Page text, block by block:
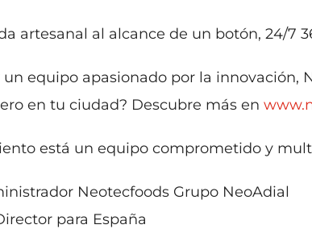
artesanal al alcance de un botón, 24/7
equipo apasionado por la innovación,
en tu ciudad? Descubre más en
está un equipo comprometido y
Neotecfoods Grupo NeoAdial
para España